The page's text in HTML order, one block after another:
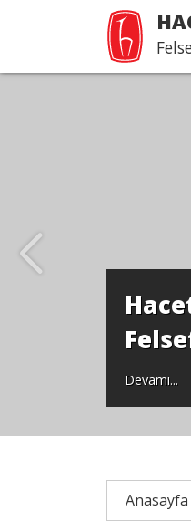
Devamı...
Anasayfa